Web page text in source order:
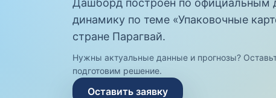
Дашборд построен по
динамику по теме «Упаковочные
стране Парагвай.
Нужны актуальные данные и прогнозы?
подготовим решение.
Оставить заявку